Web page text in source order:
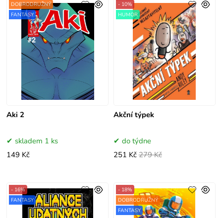
Aki 2
DOBRODRUŽNÝ
FANTASY
skladem 1 ks
149 Kč
Akční týpek
- 10%
HUMOR
do týdne
251 Kč 279 Kč
- 16%
FANTASY
- 18%
DOBRODRUŽNÝ
FANTASY